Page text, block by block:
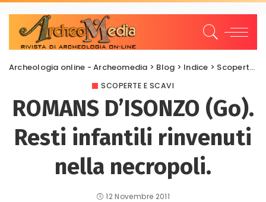
Archeologia online - Archeomedia > Blog > Indice > Scoperte e scavi
SCOPERTE E SCAVI
ROMANS D’ISONZO (Go).
Resti infantili rinvenuti
nella necropoli.
12 Novembre 2011